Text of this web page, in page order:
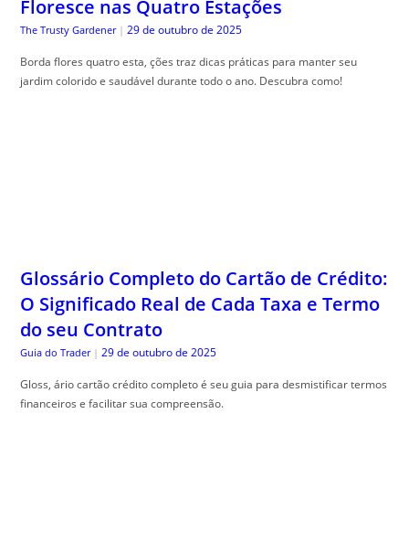
Floresce nas Quatro Estações
The Trusty Gardener | 29 de outubro de 2025
Borda flores quatro esta, ções traz dicas práticas para manter seu
jardim colorido e saudável durante todo o ano. Descubra como!
Glossário Completo do Cartão de Crédito:
O Significado Real de Cada Taxa e Termo
do seu Contrato
Guia do Trader | 29 de outubro de 2025
Gloss, ário cartão crédito completo é seu guia para desmistificar termos
financeiros e facilitar sua compreensão.